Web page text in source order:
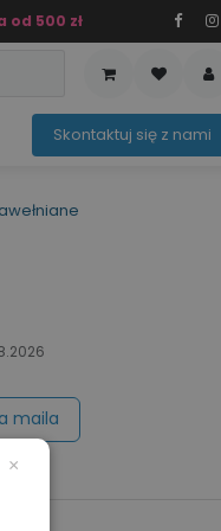
od 500 zł
Sko​ntaktuj ​​​​się z nami​​​​
maila
×